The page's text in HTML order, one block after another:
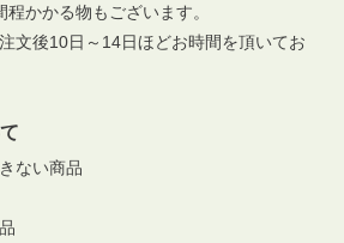
かかる物もございます。
文後10日～14日ほどお時間を頂いてお
ない商品